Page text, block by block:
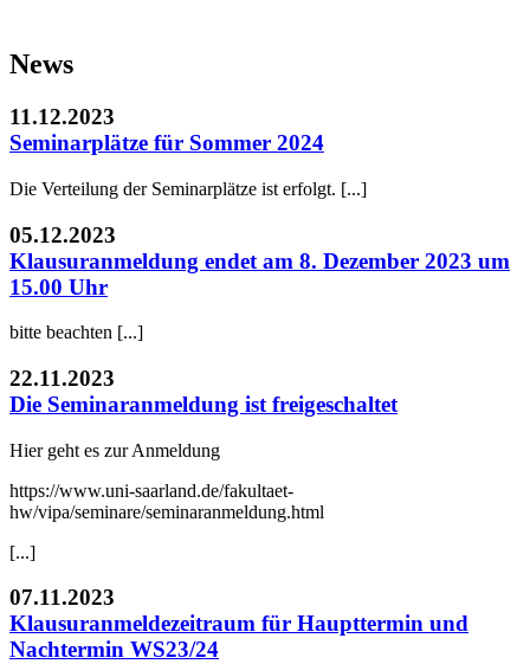
News
11.12.2023
Seminarplätze für Sommer 2024
Die Verteilung der Seminarplätze ist erfolgt. [...]
05.12.2023
Klausuranmeldung endet am 8. Dezember 2023 um
15.00 Uhr
bitte beachten [...]
22.11.2023
Die Seminaranmeldung ist freigeschaltet
Hier geht es zur Anmeldung
https://www.uni-saarland.de/fakultaet-
hw/vipa/seminare/seminaranmeldung.html
[...]
07.11.2023
Klausuranmeldezeitraum für Haupttermin und
Nachtermin WS23/24